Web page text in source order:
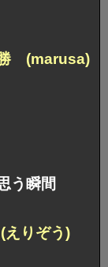
勝 (marusa)
う瞬間
りぞう)